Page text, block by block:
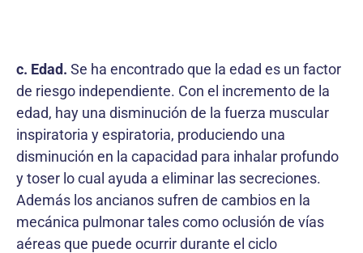
c. Edad. Se ha encontrado que la edad es un factor
de riesgo independiente. Con el incremento de la
edad, hay una disminución de la fuerza muscular
inspiratoria y espiratoria, produciendo una
disminución en la capacidad para inhalar profundo
y toser lo cual ayuda a eliminar las secreciones.
Además los ancianos sufren de cambios en la
mecánica pulmonar tales como oclusión de vías
aéreas que puede ocurrir durante el ciclo